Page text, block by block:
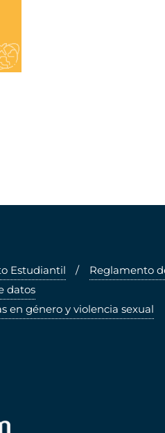
Estudiantil
Reglamento
datos
en género y violencia sexual